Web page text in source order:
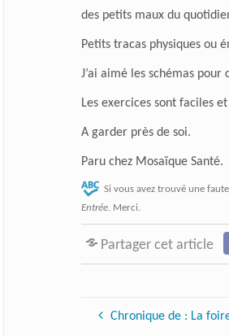
des petits maux du
Petits tracas physiques ou
J’ai aimé les schémas
Les exercices sont faciles
A garder près de soi.
Paru chez Mosaïque Santé.
Si vous avez trouvé une
Entrée. Merci.
Partager cet article
Chronique de : La